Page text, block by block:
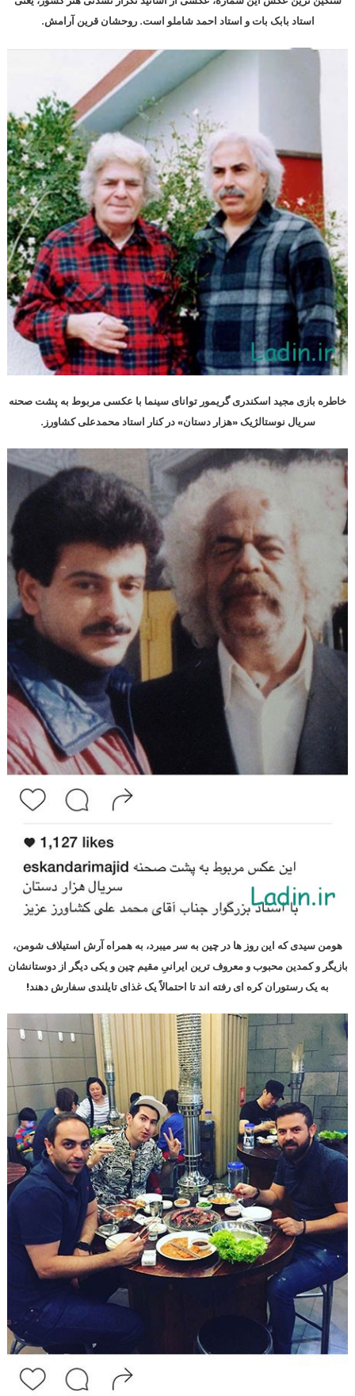
استاد بابک بات و استاد احمد شاملو است. روحشان قرین آرامش.
خاطره بازی مجید اسکندری گریمور توانای سینما با عکسی مربوط به پشت صحنه
سریال نوستالژیک «هزار دستان» در کنار استاد محمدعلی کشاورز.
هومن سیدی که این روز ها در چین به سر میبرد، به همراه آرش استیلاف شومن،
بازیگر و کمدین محبوب و معروف ترین ایرانیِ مقیم چین و یکی دیگر از دوستانشان
به یک رستوران کره ای رفته اند تا احتمالاً یک غذای تایلندی سفارش دهند!